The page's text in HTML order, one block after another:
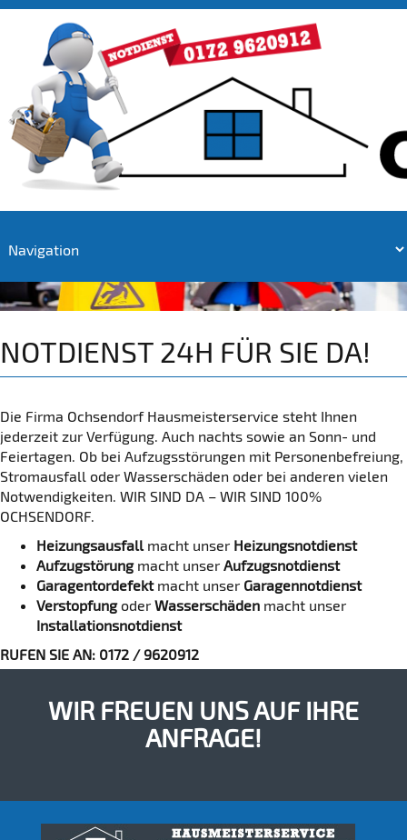
NOTDIENST 24H FÜR SIE DA!
Die Firma Ochsendorf Hausmeisterservice steht Ihnen
jederzeit zur Verfügung. Auch nachts sowie an Sonn- und
Feiertagen. Ob bei Aufzugsstörungen mit Personenbefreiung,
Stromausfall oder Wasserschäden oder bei anderen vielen
Notwendigkeiten. WIR SIND DA – WIR SIND 100%
OCHSENDORF.
Heizungsausfall macht unser Heizungsnotdienst
Aufzugstörungmacht unser Aufzugsnotdienst
Garagentordefektmacht unser Garagennotdienst
Verstopfungoder Wasserschäden macht unser
Installationsnotdienst
RUFEN SIE AN: 0172 / 9620912
WIR FREUEN UNS AUF IHRE
ANFRAGE!